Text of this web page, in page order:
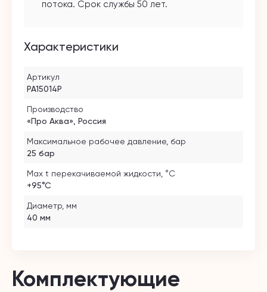
потока. Срок службы 50 лет.
Характеристики
Артикул
PA15014P
Производство
«Про Аква», Россия
Максимальное рабочее давление, бар
25 бар
Max t перекачиваемой жидкости, °C
+95°С
Диаметр, мм
40 мм
Комплектующие